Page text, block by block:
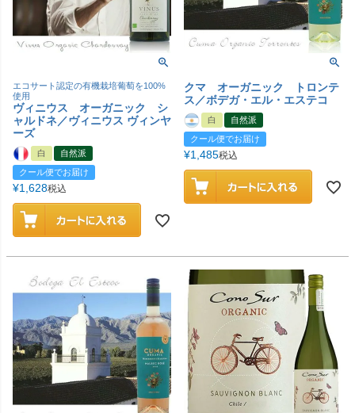
エコサート認定の有機栽培葡萄を100%
使用
ヴィニウス オーガニック シ
ャルドネ／ヴィニウス ヴィンヤ
ーズ
白
自然派
クール便でお届け
¥1,628税込
クマ オーガニック トロンテ
ス／ボデガ・エル・エステコ
白
自然派
クール便でお届け
¥1,485税込